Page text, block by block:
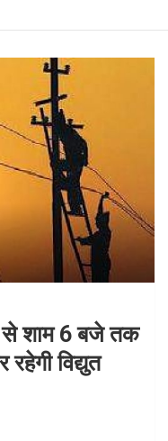
से शाम 6 बजे तक
विद्युत